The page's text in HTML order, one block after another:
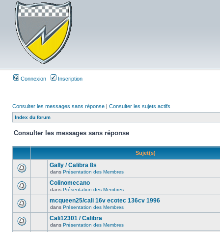
Connexion Inscription
Consulter les messages sans réponse | Consulter les sujets actifs
Index du forum
Consulter les messages sans réponse
Sujet(s)
Gally / Calibra 8s
dans Présentation des Membres
Colinomecano
dans Présentation des Membres
mcqueen25/cali 16v ecotec 136cv 1996
dans Présentation des Membres
Cali12301 / Calibra
dans Présentation des Membres